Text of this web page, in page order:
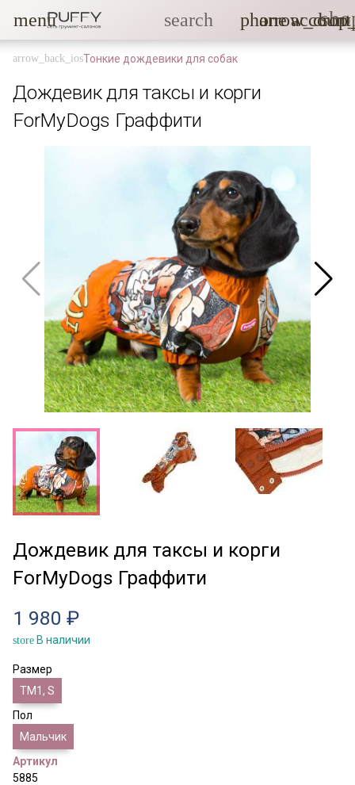
menu search phone
Тонкие дождевики для собак
Дождевик для таксы и корги
ForMyDogs Граффити
Дождевик для таксы и корги
ForMyDogs Граффити
1 980 ₽
store В наличии
Размер
ТМ1, S
Пол
Мальчик
Артикул
5885